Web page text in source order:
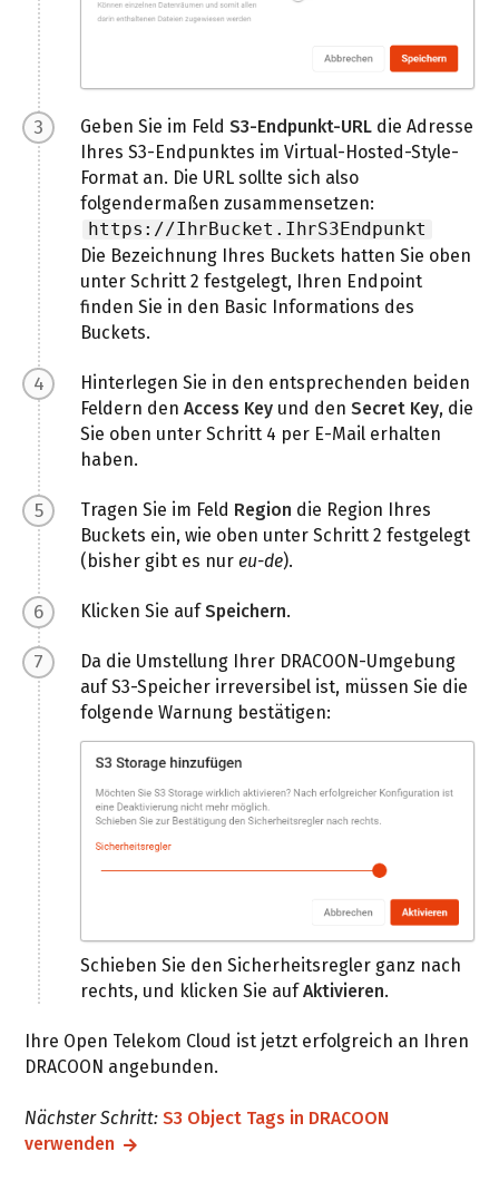
Geben Sie im FeldS3-Endpunkt-URL die Adresse
Ihres S3-Endpunktes im Virtual-Hosted-Style-
Format an. Die URL sollte sich also
folgendermaßen zusammensetzen:
https://IhrBucket.IhrS3Endpunkt
Die Bezeichnung Ihres Buckets hatten Sie oben
unter Schritt 2 festgelegt, Ihren Endpoint
finden Sie in den Basic Informations des
Buckets.
Hinterlegen Sie in den entsprechenden beiden
Feldern denAccess Key und denSecret Key, die
Sie oben unter Schritt 4 per E-Mail erhalten
haben.
Tragen Sie im Feld Region die Region Ihres
Buckets ein, wie oben unter Schritt 2 festgelegt
(bisher gibt es nureu-de).
Klicken Sie aufSpeichern.
Da die Umstellung Ihrer DRACOON-Umgebung
auf S3-Speicher irreversibel ist, müssen Sie die
folgende Warnung bestätigen:
Schieben Sie den Sicherheitsregler ganz nach
rechts, und klicken Sie aufAktivieren.
Ihre Open Telekom Cloud ist jetzt erfolgreich an Ihren
DRACOON angebunden.
Nächster Schritt: S3 Object Tags in DRACOON
verwenden